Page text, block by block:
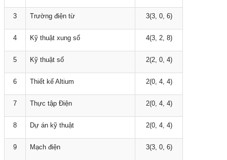
3 Trường điện từ 3(3, 0, 6)
4 Kỹ thuật xung số 4(3, 2, 8)
5 Kỹ thuật số 2(2, 0, 4)
6 Thiết kế Altium 2(0, 4, 4)
7 Thực tập Điện 2(0, 4, 4)
8 Dự án kỹ thuật 2(0, 4, 4)
9 Mạch điện 3(3, 0, 6)